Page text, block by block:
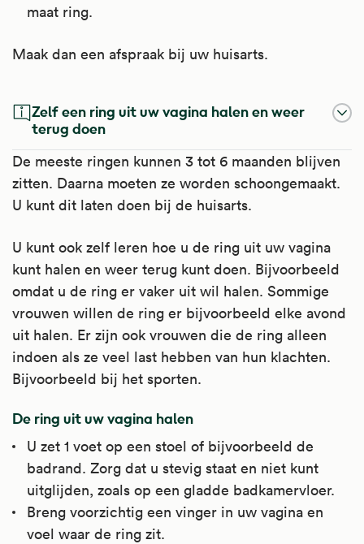
maat ring.
Maak dan een afspraak bij uw huisarts.
Zelf een ring uit uw vagina halen en weer
terug doen
De meeste ringen kunnen 3 tot 6 maanden blijven
zitten. Daarna moeten ze worden schoongemaakt.
U kunt dit laten doen bij de huisarts.
U kunt ook zelf leren hoe u de ring uit uw vagina
kunt halen en weer terug kunt doen. Bijvoorbeeld
omdat u de ring er vaker uit wil halen. Sommige
vrouwen willen de ring er bijvoorbeeld elke avond
uit halen. Er zijn ook vrouwen die de ring alleen
indoen als ze veel last hebben van hun klachten.
Bijvoorbeeld bij het sporten.
De ring uit uw vagina halen
U zet 1 voet op een stoel of bijvoorbeeld de
badrand. Zorg dat u stevig staat en niet kunt
uitglijden, zoals op een gladde badkamervloer.
Breng voorzichtig een vinger in uw vagina en
voel waar de ring zit.